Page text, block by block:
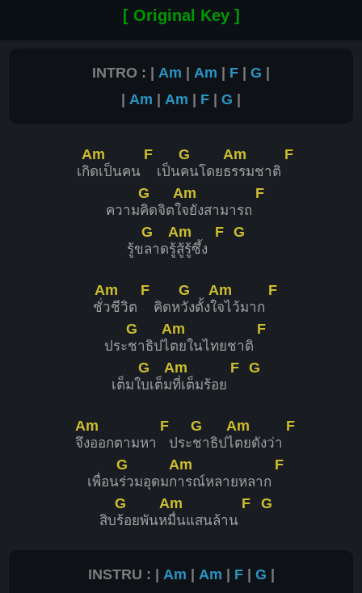
[ Original Key ]
INTRO : | Am | Am | F | G |
| Am | Am | F | G |
เกิ
Am
ดเป็นคน
F
เป็น
G
คนโดยธ
Am
รรมชาติ
F
ความ
G
คิดจิตใ
Am
จยังสามารถ
F
รู้ข
G
ลาดรู้
Am
สู้รู้ซึ้ง
F G
ชั่
Am
วชีวิต
F
คิดห
G
วังตั้งใ
Am
จไว้มาก
F
ประ
G
ชาธิปไ
Am
ตยในไทยชาติ
F
เต็มใ
G
บเต็ม
Am
ที่เต็มร้อย
F G
จึ
Am
งออกตามหา
F
ประ
G
ชาธิปไ
Am
ตยดังว่า
F
เพื่อน
G
ร่วมอุดมก
Am
ารณ์หลายหลาก
F
สิบ
G
ร้อยพันห
Am
มื่นแสนล้าน
F G
INSTRU : | Am | Am | F| G |